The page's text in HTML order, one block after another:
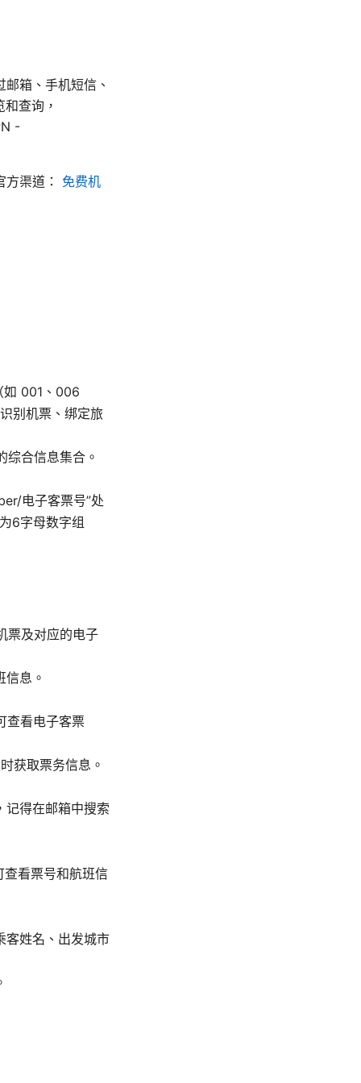
箱、手机短信、
查询，
-
渠道： 免费机
如 001、006
别机票、绑定旅
合信息集合。
电子客票号”处
6字母数字组
票及对应的电子
息。
查看电子客票
获取票务信息。
记得在邮箱中搜索
查看票号和航班信
客姓名、出发城市